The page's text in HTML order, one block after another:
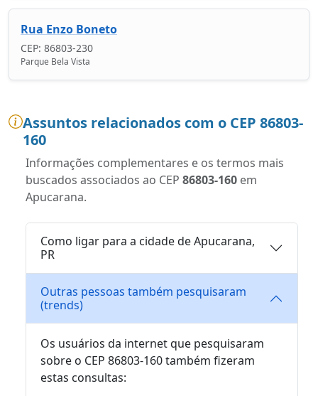
Rua Enzo Boneto
CEP: 86803-230
Parque Bela Vista
Assuntos relacionados com o CEP 86803-
160
Informações complementares e os termos mais
buscados associados ao CEP 86803-160 em
Apucarana.
Como ligar para a cidade de Apucarana,
PR
Outras pessoas também pesquisaram
(trends)
Os usuários da internet que pesquisaram
sobre o CEP 86803-160 também fizeram
estas consultas: